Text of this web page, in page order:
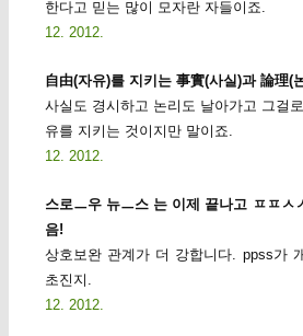
한다고 믿는 많이 모자란 자들이죠.
12. 2012.
自由(자유)를 지키는 事實(사실)과 論理(
사실도 경시하고 논리도 날아가고 그걸
유를 지키는 것이지만 말이죠.
12. 2012.
스로ㅡ우 뉴ㅡ스 는 이제 끝나고 ㅍㅍㅅ
음!
상호보완 관계가 더 강합니다. ppss가
초진지.
12. 2012.